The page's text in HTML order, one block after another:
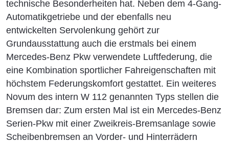
technische Besonderheiten hat. Neben dem 4-Gang-
Automatikgetriebe und der ebenfalls neu
entwickelten Servolenkung gehört zur
Grundausstattung auch die erstmals bei einem
Mercedes-Benz Pkw verwendete Luftfederung, die
eine Kombination sportlicher Fahreigenschaften mit
höchstem Federungskomfort gestattet. Ein weiteres
Novum des intern W 112 genannten Typs stellen die
Bremsen dar: Zum ersten Mal ist ein Mercedes-Benz
Serien-Pkw mit einer Zweikreis-Bremsanlage sowie
Scheibenbremsen an Vorder- und Hinterrädern